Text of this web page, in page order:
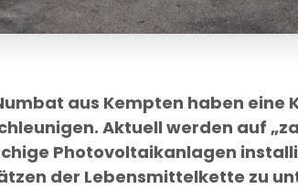
aus Kempten haben
Aktuell werden auf
Photovoltaikanlagen
der Lebensmittelkette zu